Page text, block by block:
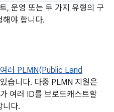
, 운영 또는 두 가지 유형의 구
해야 합니다.
여러 PLMN(Public Land
습니다. 다중 PLMN 지원은
여러 ID를 브로드캐스트할
니다.